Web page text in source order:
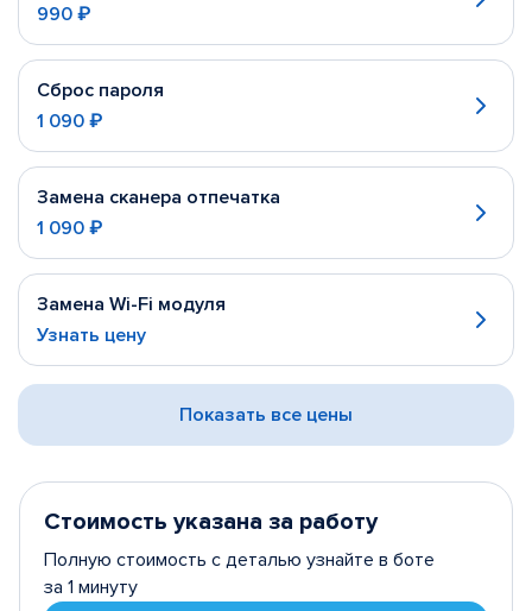
990 ₽
Сброс пароля
1 090 ₽
Замена сканера отпечатка
1 090 ₽
Замена Wi-Fi модуля
Узнать цену
Показать все цены
Стоимость указана за работу
Полную стоимость с деталью узнайте в боте
за 1 минуту